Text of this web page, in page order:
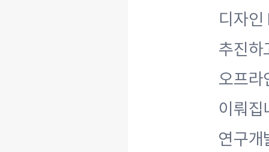
디자인
추진하
오프라
이뤄집
연구개